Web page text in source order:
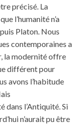
précisé. La
l’humanité n’a
Platon. Nous
contemporaines a
la modernité offre
différent pour
avons l’habitude
dans l’Antiquité. Si
n’aurait pu être